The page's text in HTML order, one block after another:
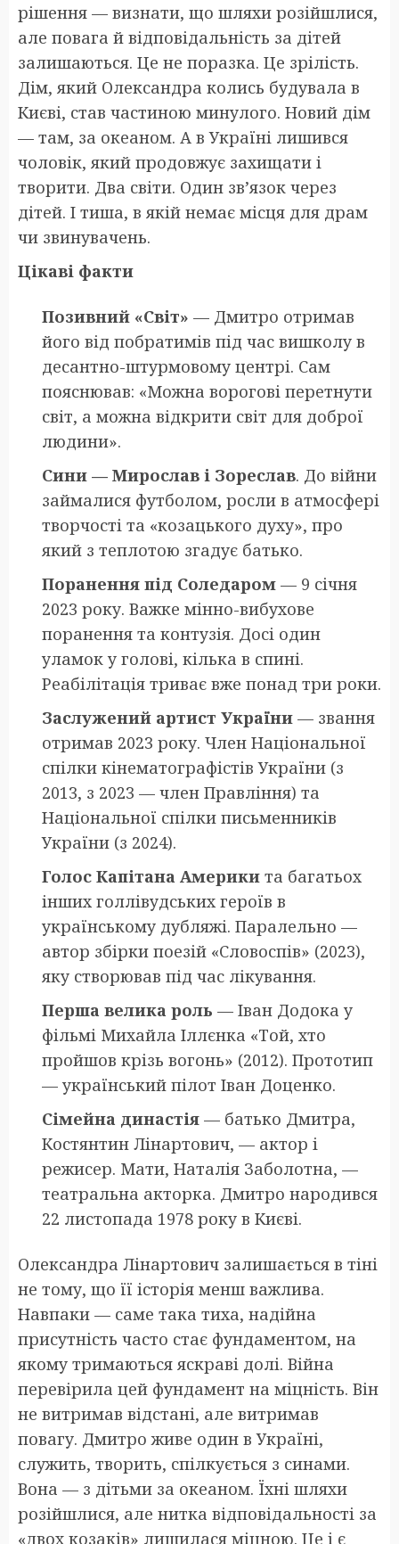
рішення — визнати, що шляхи розійшлися,
але повага й відповідальність за дітей
залишаються. Це не поразка. Це зрілість.
Дім, який Олександра колись будувала в
Києві, став частиною минулого. Новий дім
— там, за океаном. А в Україні лишився
чоловік, який продовжує захищати і
творити. Два світи. Один зв’язок через
дітей. І тиша, в якій немає місця для драм
чи звинувачень.
Цікаві факти
Позивний «Світ» — Дмитро отримав
його від побратимів під час вишколу в
десантно-штурмовому центрі. Сам
пояснював: «Можна ворогові перетнути
світ, а можна відкрити світ для доброї
людини».
Сини — Мирослав і Зореслав. До війни
займалися футболом, росли в атмосфері
творчості та «козацького духу», про
який з теплотою згадує батько.
Поранення під Соледаром — 9 січня
2023 року. Важке мінно-вибухове
поранення та контузія. Досі один
уламок у голові, кілька в спині.
Реабілітація триває вже понад три роки.
Заслужений артист України — звання
отримав 2023 року. Член Національної
спілки кінематографістів України (з
2013, з 2023 — член Правління) та
Національної спілки письменників
України (з 2024).
Голос Капітана Америки та багатьох
інших голлівудських героїв в
українському дубляжі. Паралельно —
автор збірки поезій «Словоспів» (2023),
яку створював під час лікування.
Перша велика роль — Іван Додока у
фільмі Михайла Іллєнка «Той, хто
пройшов крізь вогонь» (2012). Прототип
— український пілот Іван Доценко.
Сімейна династія — батько Дмитра,
Костянтин Лінартович, — актор і
режисер. Мати, Наталія Заболотна, —
театральна акторка. Дмитро народився
22 листопада 1978 року в Києві.
Олександра Лінартович залишається в тіні
не тому, що її історія менш важлива.
Навпаки — саме така тиха, надійна
присутність часто стає фундаментом, на
якому тримаються яскраві долі. Війна
перевірила цей фундамент на міцність. Він
не витримав відстані, але витримав
повагу. Дмитро живе один в Україні,
служить, творить, спілкується з синами.
Вона — з дітьми за океаном. Їхні шляхи
розійшлися, але нитка відповідальності за
«двох козаків» лишилася міцною. Це і є